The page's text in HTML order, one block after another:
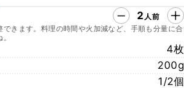
2 人前
できます。料理の時間や火加減など、手順も分量に合
4枚
200g
1/2個